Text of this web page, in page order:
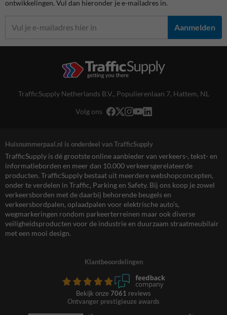
ontwikkelingen. Vul dan hieronder je e-mailadres in.
Aanmelden
TrafficSupply Netherlands B.V., Populierenlaan 7, Hattem, NL
Volg ons
Huisnummerpaal.nl is onderdeel van TrafficSupply
TrafficSupply is dé grootste online aanbieder van verkeers-, tekst- en
informatieborden en meer dan 10.000 verkeersgerelateerde
producten. TrafficSupply bestaat uit meerdere webshopconcepten,
onder te verdelen in Traffic, Parking en Safety. Bij ons koop je zowel
verkeersborden met de daarbij behorende beugels en
verkeersbordpalen, oplaadpalen voor elektrische auto’s,
wegmarkeringen rondom parkeerterreinen maar ook diverse
veiligheidsproducten voor de industrie en duurzaam straatmeubilair
met een mooi design.
Klantbeoordelingen
Bekijk onze 7061 reviews
Ontvanger prestigieuze awards